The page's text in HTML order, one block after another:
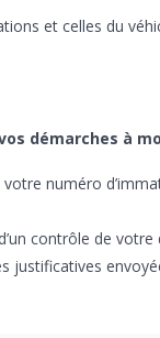
et celles du
démarches à
numéro
contrôle de votre
justificatives